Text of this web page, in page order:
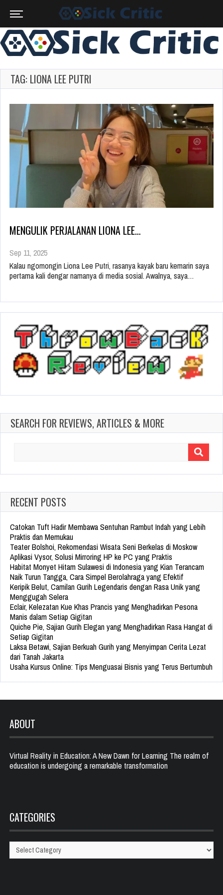
TAG: LIONA LEE PUTRI
MENGULIK PERJALANAN LIONA LEE…
Sep 11, 2025
Kalau ngomongin Liona Lee Putri, rasanya kayak baru kemarin saya
pertama kali dengar namanya di media sosial. Awalnya, saya…
SEARCH FOR REVIEWS, ARTICLES & MORE
RECENT POSTS
Catokan Tuft Hadir Membawa Sentuhan Rambut Indah yang Lebih
Praktis dan Memukau
Teater Bolshoi, Rekomendasi Wisata Seni Berkelas di Moskow
Aplikasi Vysor, Solusi Mirroring HP ke PC yang Praktis
Habitat Monyet Hitam Sulawesi di Indonesia yang Kian Terancam
Naik Turun Tangga, Cara Simpel Berolahraga yang Efektif
Keripik Belut, Camilan Gurih Legendaris dengan Rasa Unik yang
Menggugah Selera
Eclair, Kelezatan Kue Khas Prancis yang Menghadirkan Pesona
Manis dalam Setiap Gigitan
Quiche Pie, Sajian Gurih Elegan yang Menghadirkan Rasa Hangat di
Setiap Gigitan
Laksa Betawi, Sajian Berkuah Gurih yang Menyimpan Cerita Lezat
dari Tanah Jakarta
Usaha Kursus Online: Tips Menguasai Bisnis yang Terus Bertumbuh
ABOUT
Virtual Reality in Education: A New Dawn for Learning The realm of
education is undergoing a remarkable transformation
CATEGORIES
Categories